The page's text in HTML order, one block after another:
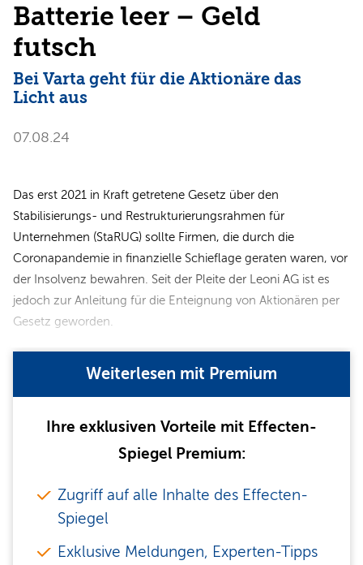
Batterie leer – Geld
futsch
Bei Varta geht für die Aktionäre das
Licht aus
07.08.24
Das erst 2021 in Kraft getretene Gesetz über den
Stabilisierungs- und Restrukturierungsrahmen für
Unternehmen (StaRUG) sollte Firmen, die durch die
Coronapandemie in finanzielle Schieflage geraten waren, vor
der Insolvenz bewahren. Seit der Pleite der Leoni AG ist es
jedoch zur Anleitung für die Enteignung von Aktionären per
Gesetz geworden.
Weiterlesen mit Premium
Ihre exklusiven Vorteile mit Effecten-
Spiegel Premium:
Zugriff auf alle Inhalte des Effecten-
Spiegel
Exklusive Meldungen, Experten-Tipps